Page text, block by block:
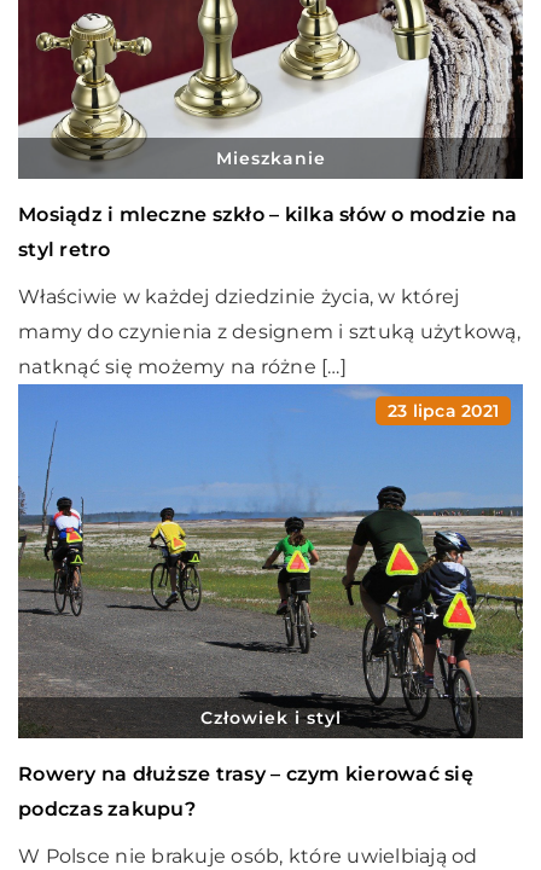
Mieszkanie
Mosiądz i mleczne szkło – kilka słów o modzie na
styl retro
Właściwie w każdej dziedzinie życia, w której
mamy do czynienia z designem i sztuką użytkową,
natknąć się możemy na różne […]
23 lipca 2021
Człowiek i styl
Rowery na dłuższe trasy – czym kierować się
podczas zakupu?
W Polsce nie brakuje osób, które uwielbiają od